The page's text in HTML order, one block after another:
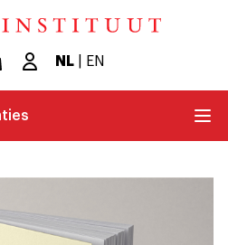
NL| EN